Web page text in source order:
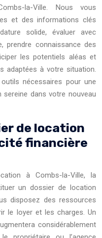
la-Ville. Nous vous
et des informations clés
solide, évaluer avec
prendre connaissance des
les potentiels aléas et
adaptées à votre situation.
nécessaires pour une
dans votre nouveau
de location
financière
à Combs-la-Ville, la
un dossier de location
disposez des ressources
le loyer et les charges. Un
considérablement